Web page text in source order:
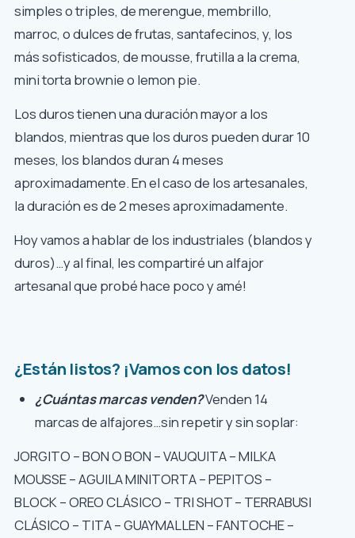
simples o triples, de merengue, membrillo,
marroc, o dulces de frutas, santafecinos, y, los
más sofisticados, de mousse, frutilla a la crema,
mini torta brownie o lemon pie.
Los duros tienen una duración mayor a los
blandos, mientras que los duros pueden durar 10
meses, los blandos duran 4 meses
aproximadamente. En el caso de los artesanales,
la duración es de 2 meses aproximadamente.
Hoy vamos a hablar de los industriales (blandos y
duros)…y al final, les compartiré un alfajor
artesanal que probé hace poco y amé!
¿Están listos? ¡Vamos con los datos!
¿Cuántas marcas venden?Venden 14
marcas de alfajores…sin repetir y sin soplar:
JORGITO – BON O BON – VAUQUITA – MILKA
MOUSSE – AGUILA MINITORTA – PEPITOS –
BLOCK – OREO CLÁSICO – TRI SHOT – TERRABUSI
CLÁSICO – TITA – GUAYMALLEN – FANTOCHE –